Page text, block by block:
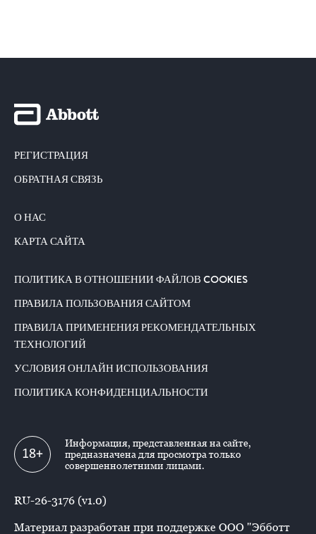
РЕГИСТРАЦИЯ
ОБРАТНАЯ СВЯЗЬ
О НАС
КАРТА САЙТА
ПОЛИТИКА В ОТНОШЕНИИ ФАЙЛОВ COOKIES
ПРАВИЛА ПОЛЬЗОВАНИЯ САЙТОМ
ПРАВИЛА ПРИМЕНЕНИЯ РЕКОМЕНДАТЕЛЬНЫХ
ТЕХНОЛОГИЙ
УСЛОВИЯ ОНЛАЙН ИСПОЛЬЗОВАНИЯ
ПОЛИТИКА КОНФИДЕНЦИАЛЬНОСТИ
18+
Информация, представленная на сайте,
предназначена для просмотра только
совершеннолетними лицами.
RU-26-3176 (v1.0)
Материал разработан при поддержке ООО "Эбботт